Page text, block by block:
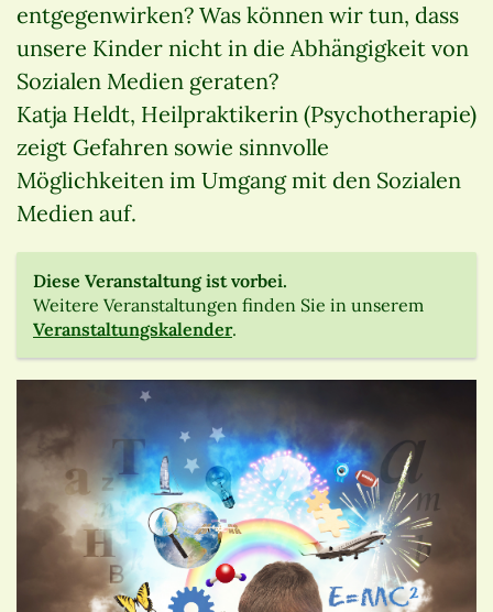
entgegenwirken? Was können wir tun, dass
unsere Kinder nicht in die Abhängigkeit von
Sozialen Medien geraten?
Katja Heldt, Heilpraktikerin (Psychotherapie)
zeigt Gefahren sowie sinnvolle
Möglichkeiten im Umgang mit den Sozialen
Medien auf.
Diese Veranstaltung ist vorbei.
Weitere Veranstaltungen finden Sie in unserem
Veranstaltungskalender.